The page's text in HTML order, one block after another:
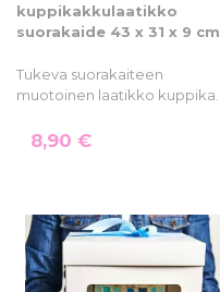
kuppikakkulaatikko
suorakaide 43 x 31 x 9 cm
Tukeva suorakaiteen
muotoinen laatikko kuppika…
8,90 €